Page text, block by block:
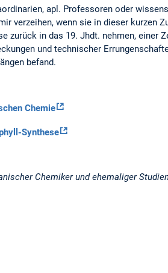
apl. Professoren oder
verzeihen, wenn sie in dieser kurzen
zurück in das 19. Jhdt. nehmen, einer
und technischer
befand.
Chemie
Synthese
Chemiker und ehemaliger